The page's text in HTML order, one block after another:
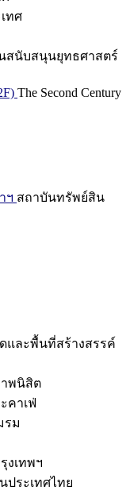
ทศ
สนับสนุนยุทธศาสตร์
The Second Century
ฯ สถาบันทรัพย์สิน
และพื้นที่สร้างสรรค์
พนิสิต
คาเฟ่
รม
งเทพฯ
ประเทศไทย